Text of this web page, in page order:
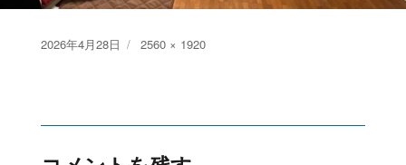
Posted
2026年4月28日
Full
2560 × 1920